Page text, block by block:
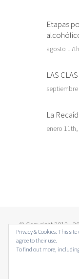
Etapas
agosto
LAS
La
enero
© Copyright 2012 -
Rights
Privacy & Cookies: This
agree to their use.
To find out more,